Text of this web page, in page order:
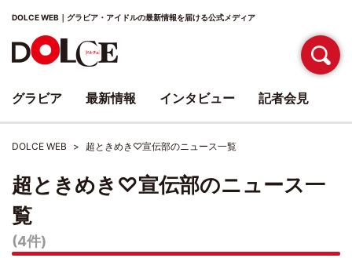
DOLCE WEB｜グラビア・アイドルの最新情報を届ける公式メディア
DOLCE WEB 超ときめき♡宣伝部のニュース一覧
超ときめき♡宣伝部のニュース一
覧
(4件)
グラビア 最新情報 インタビュー 記者会見